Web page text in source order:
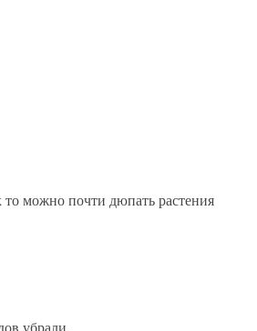
то можно почти дюпать растения
убрали.